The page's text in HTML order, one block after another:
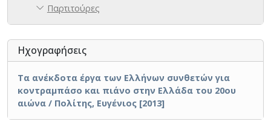
Παρτιτούρες
Ηχογραφήσεις
Τα ανέκδοτα έργα των Ελλήνων συνθετών για
κοντραμπάσο και πιάνο στην Ελλάδα του 20ου
αιώνα / Πολίτης, Ευγένιος [2013]